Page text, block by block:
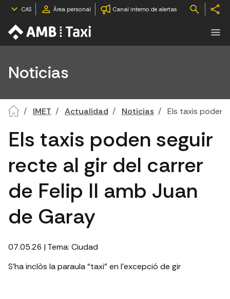
CAS Área personal Canal interno de alertas
Noticias
IMET Actualidad Noticias Els taxis poden
Els taxis poden seguir
recte al gir del carrer
de Felip II amb Juan
de Garay
07.05.26 | Tema: Ciudad
S’ha inclòs la paraula “taxi” en l’excepció de gir